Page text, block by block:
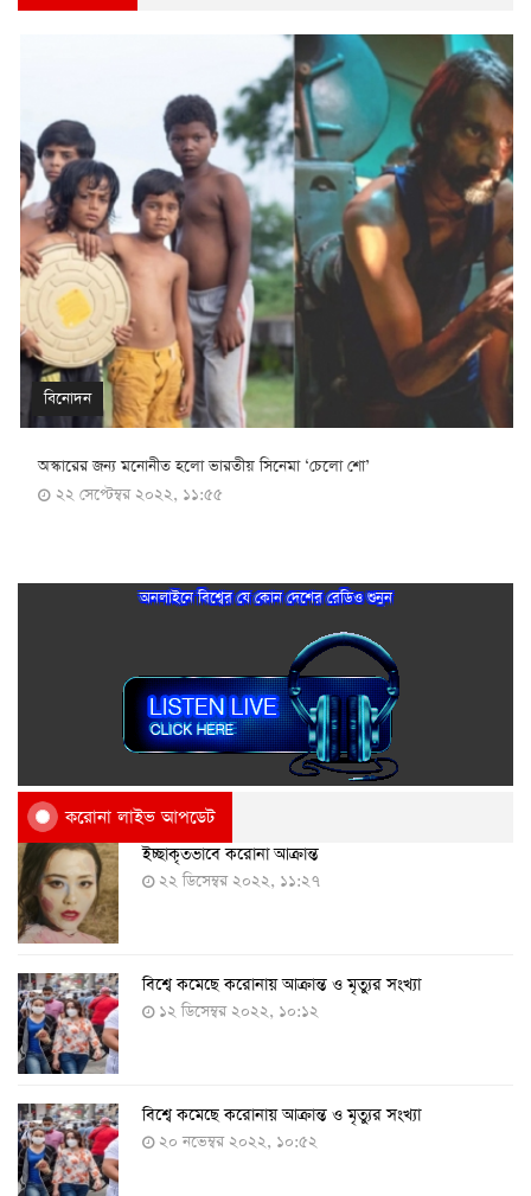
বিনোদন
অস্কারের জন্য মনোনীত হলো ভারতীয় সিনেমা ‘চেলো শো’
২২ সেপ্টেম্বর ২০২২, ১১:৫৫
অনলাইনে বিশ্বের যে কোন দেশের রেডিও শুনুন
করোনা লাইভ আপডেট
ইচ্ছাকৃতভাবে করোনা আক্রান্ত
২২ ডিসেম্বর ২০২২, ১১:২৭
বিশ্বে কমেছে করোনায় আক্রান্ত ও মৃত্যুর সংখ্যা
১২ ডিসেম্বর ২০২২, ১০:১২
বিশ্বে কমেছে করোনায় আক্রান্ত ও মৃত্যুর সংখ্যা
২০ নভেম্বর ২০২২, ১০:৫২